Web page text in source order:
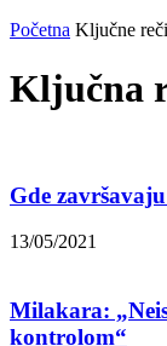
Početna Ključne reči
Ključna
Gde
13/05/2021
Milakara:
kontrolom“